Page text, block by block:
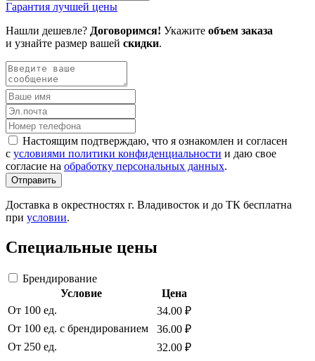
Гарантия лучшей цены
Нашли дешевле? Договоримся! Укажите объем заказа
и узнайте размер вашей скидки.
Настоящим подтверждаю, что я ознакомлен и согласен
с условиями политики конфиденциальности и даю свое
согласие на обработку персональных данных.
Отправить
Доставка в окрестностях г. Владивосток и до ТК бесплатна
при условии.
Специальные цены
Брендирование
Условие
Цена
От 100 ед.
34.00 ₽
От 100 ед. с брендированием
36.00 ₽
От 250 ед.
32.00 ₽